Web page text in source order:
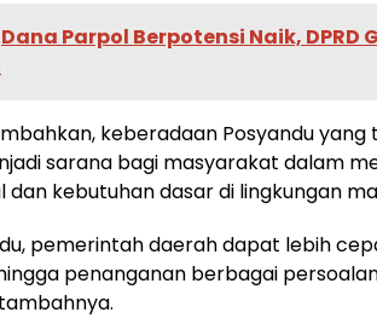
Dana Parpol Berpotensi Naik, DPRD
keberadaan Posyandu
sarana bagi masyarakat dalam
dan kebutuhan dasar di lingkungan
pemerintah daerah dapat lebih
penanganan berbagai